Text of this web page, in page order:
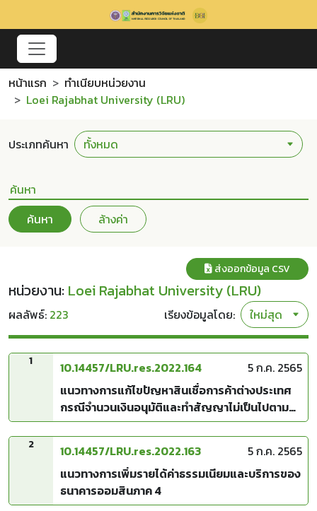
หน้าแรก
ทำเนียบหน่วยงาน
Loei Rajabhat University (LRU)
ประเภทค้นหา
ค้นหา ล้างค่า
ส่งออกข้อมูล CSV
หน่วยงาน: Loei Rajabhat University (LRU)
ผลลัพธ์: 223 เรียงข้อมูลโดย:
1 10.14457/LRU.res.2022.164
5 ก.ค. 2565
แนวทางการแก้ไขปัญหาสินเชื่อการค้าต่างประเทศ
กรณีจำนวนเงินอนุมัติและทำสัญญาไม่เป็นไปตาม
เป้าหมายที่ธนาคารกำหนด
2 10.14457/LRU.res.2022.163
5 ก.ค. 2565
แนวทางการเพิ่มรายได้ค่าธรรมเนียมและบริการของ
ธนาคารออมสินภาค 4